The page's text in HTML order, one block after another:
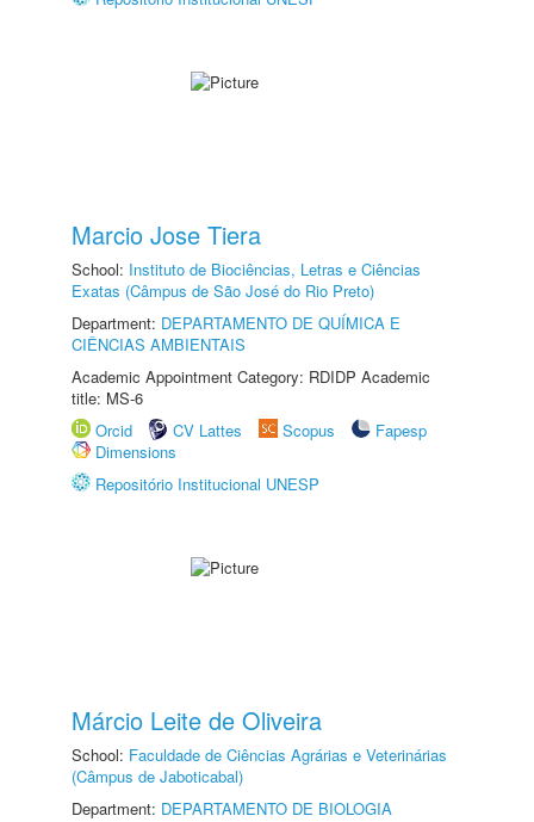
Marcio Jose Tiera
School: Instituto de Biociências, Letras e Ciências
Exatas (Câmpus de São José do Rio Preto)
Department: DEPARTAMENTO DE QUÍMICA E
CIÊNCIAS AMBIENTAIS
Academic Appointment Category: RDIDP Academic
title: MS-6
Orcid
CV Lattes Scopus
Fapesp
Dimensions
Repositório Institucional UNESP
Márcio Leite de Oliveira
School: Faculdade de Ciências Agrárias e Veterinárias
(Câmpus de Jaboticabal)
Department: DEPARTAMENTO DE BIOLOGIA